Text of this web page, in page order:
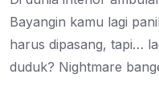
Bayangin kamu lagi
harus dipasang, tapi…
duduk? Nightmare